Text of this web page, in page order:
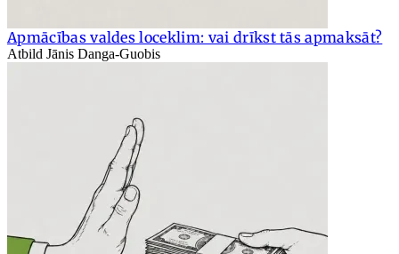
Apmācības valdes loceklim: vai drīkst tās apmaksāt?
Atbild Jānis Danga-Guobis